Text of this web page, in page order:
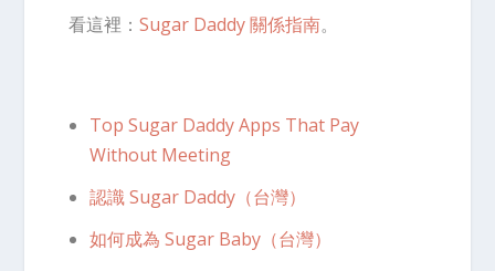
看這裡：Sugar Daddy 關係指南。
Top Sugar Daddy Apps That Pay
Without Meeting
認識 Sugar Daddy（台灣）
如何成為 Sugar Baby（台灣）